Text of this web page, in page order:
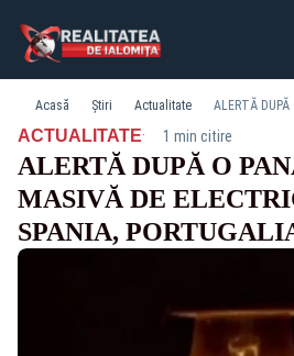
Acasă Știri Actualitate
ACTUALITATE· 1 min citire
ALERTĂ DUPĂ O
MASIVĂ DE
SPANIA,